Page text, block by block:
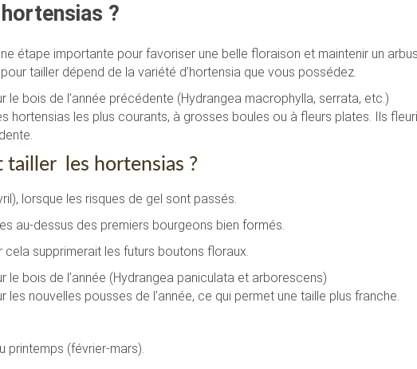
?
étape importante pour favoriser une belle floraison et maintenir un
tailler dépend de la variété d’hortensia que vous possédez.
le bois de l’année précédente (Hydrangea macrophylla, serrata, etc.)
hortensias les plus courants, à grosses boules ou à fleurs plates. Ils
tailler les hortensias ?
lorsque les risques de gel sont passés.
au-dessus des premiers bourgeons bien formés.
cela supprimerait les futurs boutons floraux.
le bois de l’année (Hydrangea paniculata et arborescens)
les nouvelles pousses de l’année, ce qui permet une taille plus franche.
printemps (février-mars).